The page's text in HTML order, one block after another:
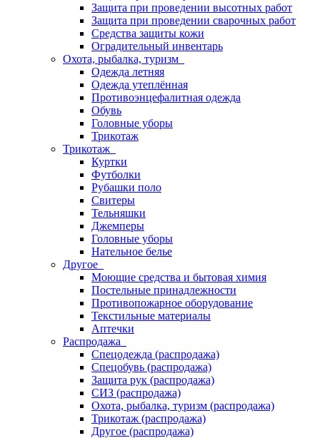
Защита при проведении высотных работ
Защита при проведении сварочных работ
Средства защиты кожи
Оградительный инвентарь
Охота, рыбалка, туризм
Одежда летняя
Одежда утеплённая
Противоэнцефалитная одежда
Обувь
Головные уборы
Трикотаж
Трикотаж
Куртки
Футболки
Рубашки поло
Свитеры
Тельняшки
Джемперы
Головные уборы
Нательное белье
Другое
Моющие средства и бытовая химия
Постельные принадлежности
Противопожарное оборудование
Текстильные материалы
Аптечки
Распродажа
Спецодежда (распродажа)
Спецобувь (распродажа)
Защита рук (распродажа)
СИЗ (распродажа)
Охота, рыбалка, туризм (распродажа)
Трикотаж (распродажа)
Другое (распродажа)